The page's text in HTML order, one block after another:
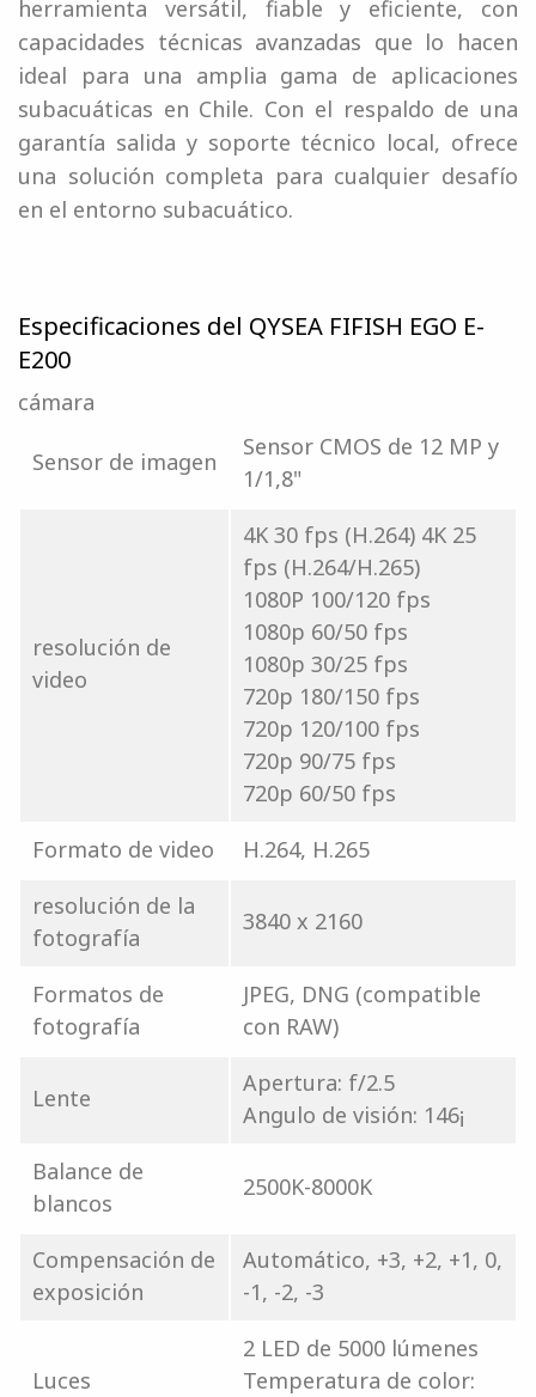
herramienta versátil, fiable y eficiente, con
capacidades técnicas avanzadas que lo hacen
ideal para una amplia gama de aplicaciones
subacuáticas en Chile. Con el respaldo de una
garantía salida y soporte técnico local, ofrece
una solución completa para cualquier desafío
en el entorno subacuático.
Especificaciones del QYSEA FIFISH EGO E-
E200
cámara
Sensor de imagen
Sensor CMOS de 12 MP y
1/1,8"
resolución de
video
4K 30 fps (H.264) 4K 25
fps (H.264/H.265)
1080P 100/120 fps
1080p 60/50 fps
1080p 30/25 fps
720p 180/150 fps
720p 120/100 fps
720p 90/75 fps
720p 60/50 fps
Formato de video
H.264, H.265
resolución de la
fotografía
3840 x 2160
Formatos de
fotografía
JPEG, DNG (compatible
con RAW)
Lente
Apertura: f/2.5
Angulo de visión: 146¡
Balance de
blancos
2500K-8000K
Compensación de
exposición
Automático, +3, +2, +1, 0,
-1, -2, -3
Luces
2 LED de 5000 lúmenes
Temperatura de color: